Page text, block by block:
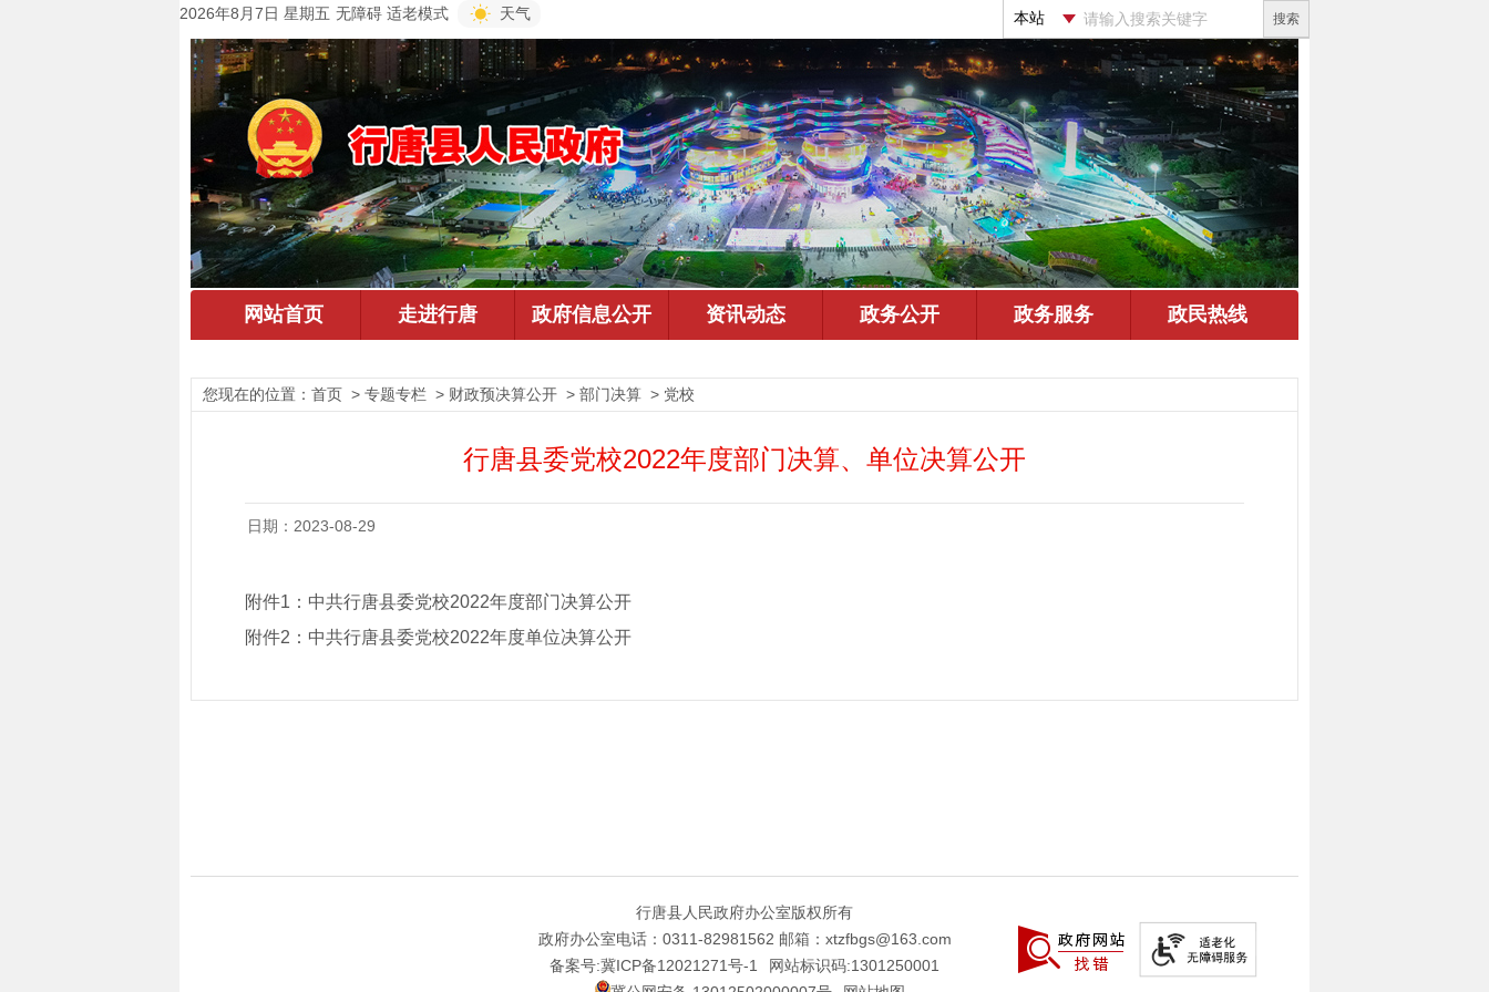
2026年8月7日 星期五 无障碍 适老模式 天气 搜索
您现在的位置： 首页 > 专题专栏 > 财政预决算公开 > 部门决算 > 党校
行唐县委党校2022年度部门决算、单位决算公开
日期：2023-08-29
附件1： 中共行唐县委党校2022年度部门决算公开
附件2： 中共行唐县委党校2022年度单位决算公开